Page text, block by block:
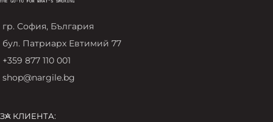
гр. София, България
бул. Патриарх Евтимий 77
+359 877 110 001
shop@nargile.bg
ЗА КЛИЕНТА: